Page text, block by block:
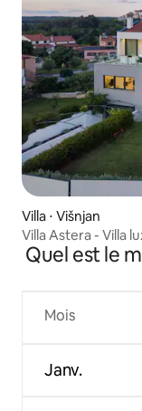
Villa ⋅ Višnjan
Villa Astera - Villa
Quel est le
Mois
Janv.